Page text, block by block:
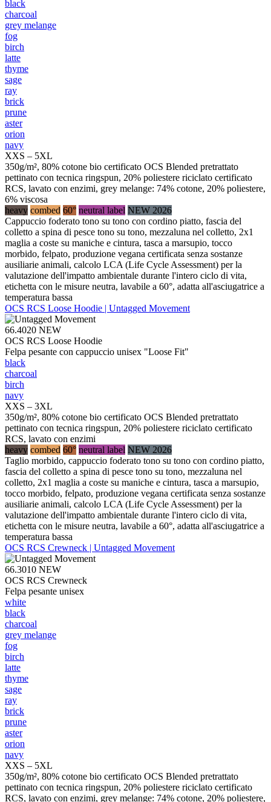
black
charcoal
grey melange
fog
birch
latte
thyme
sage
ray
brick
prune
aster
orion
navy
XXS – 5XL
350g/m², 80% cotone bio certificato OCS Blended pretrattato
pettinato con tecnica ringspun, 20% poliestere riciclato certificato
RCS, lavato con enzimi, grey melange: 74% cotone, 20% poliestere,
6% viscosa
heavy combed 60° neutral label NEW 2026
Cappuccio foderato tono su tono con cordino piatto, fascia del
colletto a spina di pesce tono su tono, mezzaluna nel colletto, 2x1
maglia a coste su maniche e cintura, tasca a marsupio, tocco
morbido, felpato, produzione vegana certificata senza sostanze
ausiliarie animali, calcolo LCA (Life Cycle Assessment) per la
valutazione dell'impatto ambientale durante l'intero ciclo di vita,
etichetta con le misure neutra, lavabile a 60°, adatta all'asciugatrice a
temperatura bassa
OCS RCS Loose Hoodie | Untagged Movement
66.4020 NEW
OCS RCS Loose Hoodie
Felpa pesante con cappuccio unisex "Loose Fit"
black
charcoal
birch
navy
XXS – 3XL
350g/m², 80% cotone bio certificato OCS Blended pretrattato
pettinato con tecnica ringspun, 20% poliestere riciclato certificato
RCS, lavato con enzimi
heavy combed 60° neutral label NEW 2026
Taglio morbido, cappuccio foderato tono su tono con cordino piatto,
fascia del colletto a spina di pesce tono su tono, mezzaluna nel
colletto, 2x1 maglia a coste su maniche e cintura, tasca a marsupio,
tocco morbido, felpato, produzione vegana certificata senza sostanze
ausiliarie animali, calcolo LCA (Life Cycle Assessment) per la
valutazione dell'impatto ambientale durante l'intero ciclo di vita,
etichetta con le misure neutra, lavabile a 60°, adatta all'asciugatrice a
temperatura bassa
OCS RCS Crewneck | Untagged Movement
66.3010 NEW
OCS RCS Crewneck
Felpa pesante unisex
white
black
charcoal
grey melange
fog
birch
latte
thyme
sage
ray
brick
prune
aster
orion
navy
XXS – 5XL
350g/m², 80% cotone bio certificato OCS Blended pretrattato
pettinato con tecnica ringspun, 20% poliestere riciclato certificato
RCS, lavato con enzimi, grey melange: 74% cotone, 20% poliestere,